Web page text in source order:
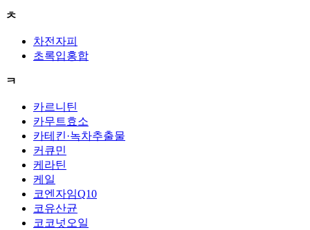
ㅊ
차전자피
초록입홍합
ㅋ
카르니틴
카무트효소
카테킨·녹차추출물
커큐민
케라틴
케일
코엔자임Q10
코유산균
코코넛오일